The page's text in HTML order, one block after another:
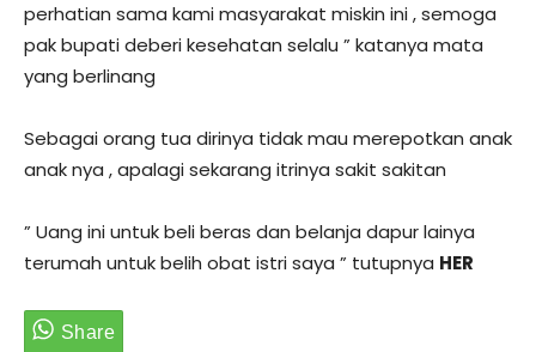
perhatian sama kami masyarakat miskin ini , semoga
pak bupati deberi kesehatan selalu ” katanya mata
yang berlinang
Sebagai orang tua dirinya tidak mau merepotkan anak
anak nya , apalagi sekarang itrinya sakit sakitan
” Uang ini untuk beli beras dan belanja dapur lainya
terumah untuk belih obat istri saya ” tutupnya HER